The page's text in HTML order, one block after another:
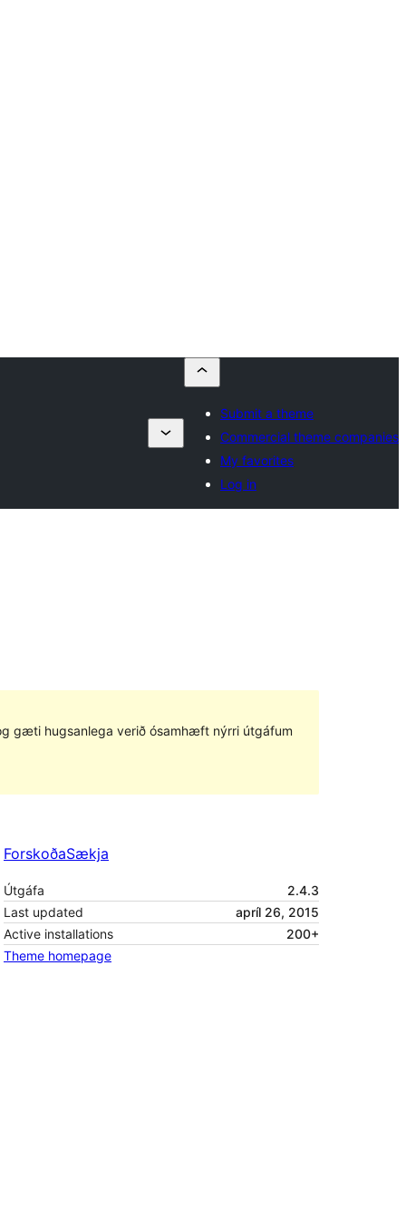
Submit a theme
Commercial theme companies
My favorites
Log in
gæti hugsanlega verið ósamhæft nýrri útgáfum
ForskoðaSækja
Útgáfa
2.4.3
Last updated
apríl 26, 2015
Active installations
200+
Theme homepage